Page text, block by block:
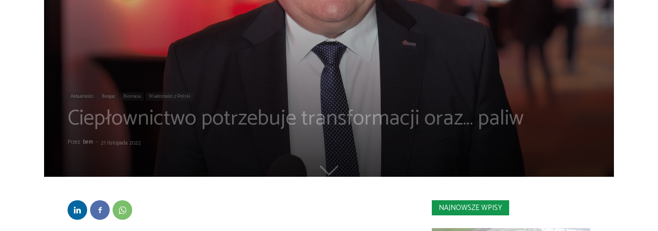
Aktualności Biogaz Biomasa Wiadomości z Polski
Ciepłownictwo potrzebuje transformacji oraz… paliw
Przez bem - 21 listopada 2022
NAJNOWSZE WPISY